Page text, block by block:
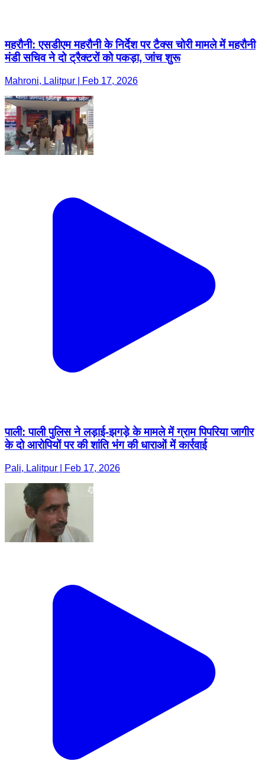
महरौनी: एसडीएम महरौनी के निर्देश पर टैक्स चोरी मामले में महरौनी
मंडी सचिव ने दो ट्रैक्टरों को पकड़ा, जांच शुरू
Mahroni, Lalitpur | Feb 17, 2026
पाली: पाली पुलिस ने लड़ाई-झगड़े के मामले में ग्राम पिपरिया जागीर
के दो आरोपियों पर की शांति भंग की धाराओं में कार्रवाई
Pali, Lalitpur | Feb 17, 2026